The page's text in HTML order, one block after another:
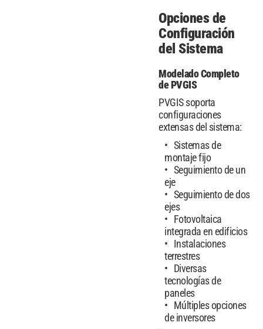
Opciones de
Configuración
del Sistema
Modelado Completo
de PVGIS
PVGIS soporta
configuraciones
extensas del sistema:
Sistemas de
montaje fijo
Seguimiento de un
eje
Seguimiento de dos
ejes
Fotovoltaica
integrada en edificios
Instalaciones
terrestres
Diversas
tecnologías de
paneles
Múltiples opciones
de inversores